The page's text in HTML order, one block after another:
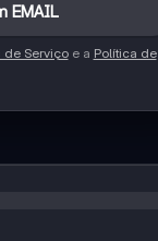
EMAIL
de Serviçoe a Política de